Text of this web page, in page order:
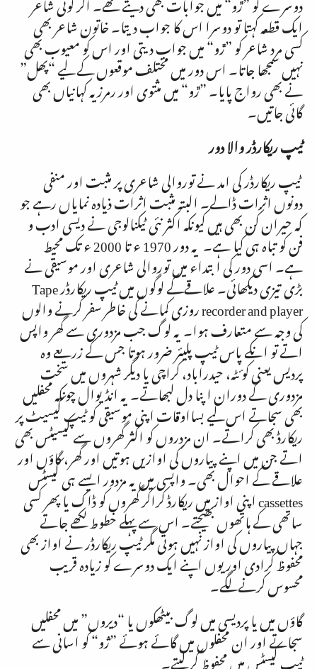
ایک قطعہ کہتا تو دوسرا اس کا جواب دیتا۔ خاتون شاعر بھی
کسی مرد شاعر کو ”ڙو“ میں جواب دیتی اور اس کو معیوب بھی
نہیں سمجھا جاتا۔ اس دور میں مختلف موقعوں کے لیے “پھل”
نے بھی رواج پایا۔ ”ڙو“ میں مثتوی اور رمرزیہ کہانیاں بھی
گائی جاتیں۔
ٹیپ ریکارڈر والا دور
ٹیپ ریکارڈر کی امد نے توروالی شاعری پر مثبت اور منفی
دونوں اثرات ڈالے۔ البتہ مثبت اثرات ذیادہ نمایاں رہے جو
کہ حیران کُن بھی ہیں کیونکہ اکثر نئی ٹیکنالوجی نے دیسی ادب و
فن کو تباہ ہی کیا ہے۔ یہ دور1970ء تا2000ء تک محیط
ہے۔ اسی دور کی ابتداء میں توروالی شاعری اور موسیقی نے
بڑی تیزی دیکھائی۔ علاقےکے لوگوں میں ٹیپ ریکارڈرTape
recorder and playerروزی کمانے کی خاطر سفر کرنے والوں
کی وجہ سے متعارف ہوا۔ یہ لوگ جب مزدوری سے گھر واپس
اتے تو انکے پاس ٹیپ پلیئر ضرور ہوتا جس کے زریعے وہ
پردیس یعنی کوئٹہ، حیدراباد، کراچی یا دیگر شہروں میں سخت
مزدوری کے دوران اپنا دل لبھاتے۔ یہ انڈیوال چونکہ محفلیں
بھی سجاتے اس لیے بسااوقات اپنی موسیقی کو ٹیپ کیسیٹ پر
ریکارڈ بھی کراتے۔ ان مزدروں کو اکثر گھروں سے کیسیٹس بھی
اتے جن میں اپنے پیاروں کی اوازیں ہوتیں اور گھر، گاؤں اور
علاقے کے احوال بھی۔ واپسی میں یہ مزدور ایسے ہی کیسٹس
cassettesاپنی اواز میں ریکارڈ کراکر گھروں کو ڈاک یا پھر کسی
ساتھی کے ہاتھوں بھیجتے۔ اس سے پہلے خطوط لکھے جاتے
جہاں پیاروں کی اواز نہیں ہوتی مگر ٹیپ ریکارڈر نے اواز بھی
محفوظ کرادی اور یوں اپنے ایک دوسرے کو زیادہ قریب
محسوس کرنےلگے۔
گاؤں میں یا پردیسی میں لوگ بیٹھکوں یا “دیروں” میں محفلیں
سجاتے اور ان محفلوں میں گائے ہوئے ”ژو“ کو اسانی سے
ٹیپ کیسٹس میں محفوظ کرلیتے۔